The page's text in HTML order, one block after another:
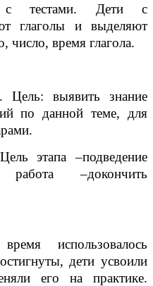
тестами. Дети с
глаголы и выделяют
число, время глагола.
Цель: выявить знание
по данной теме, для
этапа –подведение
работа –докончить
использовалось
дети усвоили
его на практике.